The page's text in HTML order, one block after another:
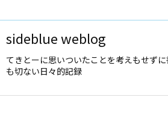
sideblue weblog
てきとーに思いついたことを考えもせず
も切ない日々的記録